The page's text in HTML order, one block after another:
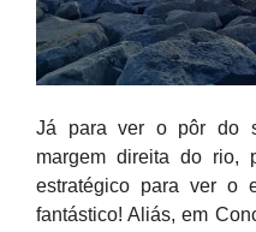
Já para ver o pôr do
margem direita do rio,
estratégico para ver o
fantástico! Aliás, em